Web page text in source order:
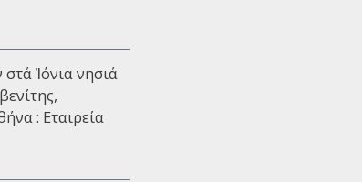
Ἰόνια νησιά
: Εταιρεία